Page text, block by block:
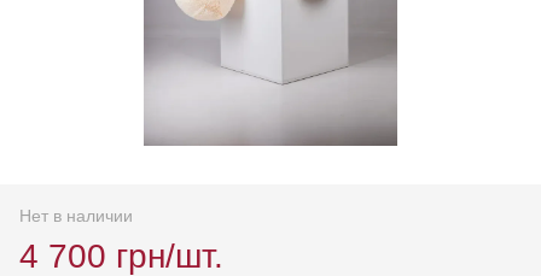
Нет в наличии
4 700 грн/шт.